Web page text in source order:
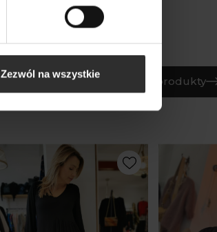
Zezwól na wszystkie
Wszystkie produkty